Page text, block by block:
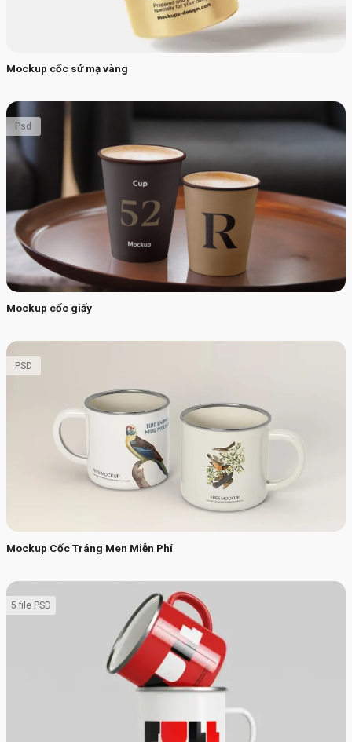
Mockup cốc sứ mạ vàng
Mockup cốc giấy
Psd
Mockup Cốc Tráng Men Miễn Phí
PSD
5 file PSD